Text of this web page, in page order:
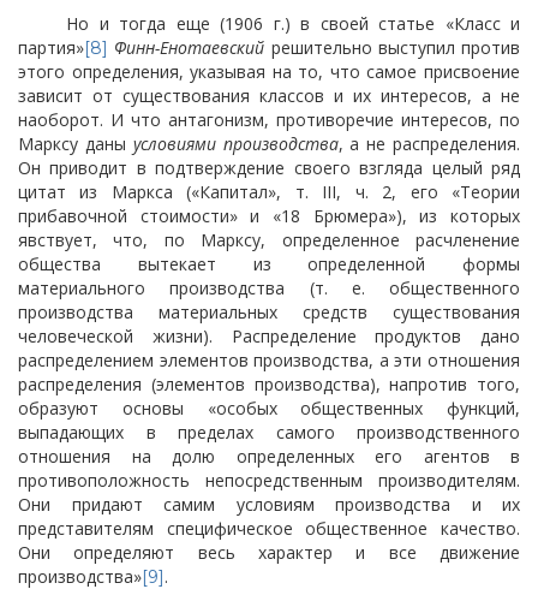
Но и тогда еще (1906 г.) в своей статье «Класс и
партия»[8] Финн-Енотаевский решительно выступил против
этого определения, указывая на то, что самое присвоение
зависит от существования классов и их интересов, а не
наоборот. И что антагонизм, противоречие интересов, по
Марксу даны условиями производства, а не распределения.
Он приводит в подтверждение своего взгляда целый ряд
цитат из Маркса («Капитал», т. III, ч. 2, его «Теории
прибавочной стоимости» и «18 Брюмера»), из которых
явствует, что, по Марксу, определенное расчленение
общества вытекает из определенной формы
материального производства (т. е. общественного
производства материальных средств существования
человеческой жизни). Распределение продуктов дано
распределением элементов производства, а эти отношения
распределения (элементов производства), напротив того,
образуют основы «особых общественных функций,
выпадающих в пределах самого производственного
отношения на долю определенных его агентов в
противоположность непосредственным производителям.
Они придают самим условиям производства и их
представителям специфическое общественное качество.
Они определяют весь характер и все движение
производства»[9].